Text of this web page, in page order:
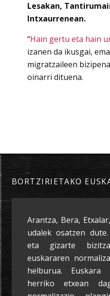
Lesakan,
Intxaurrenean.
“Hain gertu eta hain
izanen da ikusgai,
migratzaileen
oinarri dituena.
BORTZIRIETAKO
Arantza, Bera,
udalek osatzen
eta gizarte
euskararen
helburua. Euskara
herriko etxean